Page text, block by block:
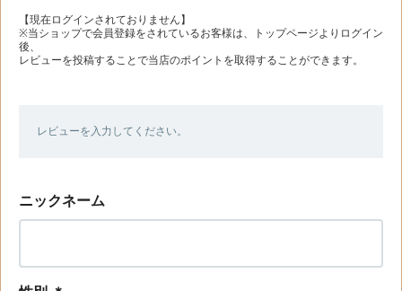
【現在ログインされておりません】
※当ショップで会員登録をされているお客様は、トップページよりログイン
後、
レビューを投稿することで当店のポイントを取得することができます。
レビューを入力してください。
ニックネーム